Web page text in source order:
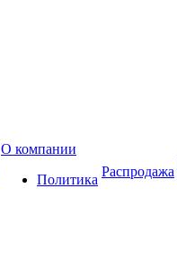
О компании
Политика
Распродажа